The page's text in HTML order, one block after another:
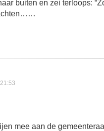
buiten en zei terloops:
mee aan de